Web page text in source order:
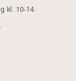
kl. 10-14.